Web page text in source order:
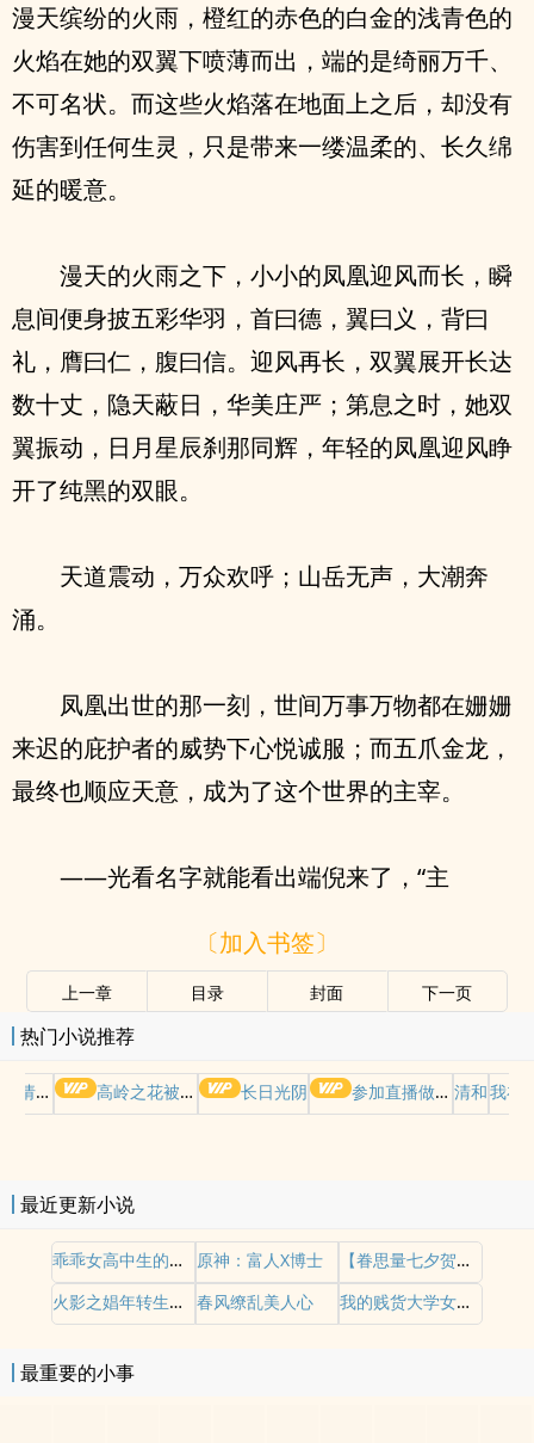
漫天缤纷的火雨，橙红的赤色的白金的浅青色的
火焰在她的双翼下喷薄而出，端的是绮丽万千、
不可名状。而这些火焰落在地面上之后，却没有
伤害到任何生灵，只是带来一缕温柔的、长久绵
延的暖意。
漫天的火雨之下，小小的凤凰迎风而长，瞬
息间便身披五彩华羽，首曰德，翼曰义，背曰
礼，膺曰仁，腹曰信。迎风再长，双翼展开长达
数十丈，隐天蔽日，华美庄严；第息之时，她双
翼振动，日月星辰刹那同辉，年轻的凤凰迎风睁
开了纯黑的双眼。
天道震动，万众欢呼；山岳无声，大潮奔
涌。
凤凰出世的那一刻，世间万事万物都在姗姗
来迟的庇护者的威势下心悦诚服；而五爪金龙，
最终也顺应天意，成为了这个世界的主宰。
——光看名字就能看出端倪来了，“主
〔加入书签〕
上一章 目录 封面 下一页
热门小说推荐
摆好 高岭之花被权贵轮了后 长日光阴 参加直播做爱综艺后我火了(NPH) 清和我在
最近更新小说
乖乖女高中生的蜜穴开发日记 原神：富人X博士
【眷思量七夕贺文】镜花水月
火影之娼年转生木叶行
春风缭乱美人心 我的贱货大学女友【三穴轮奸 绿帽ntr 公厕肉便器 妓女公交车 】
最重要的小事